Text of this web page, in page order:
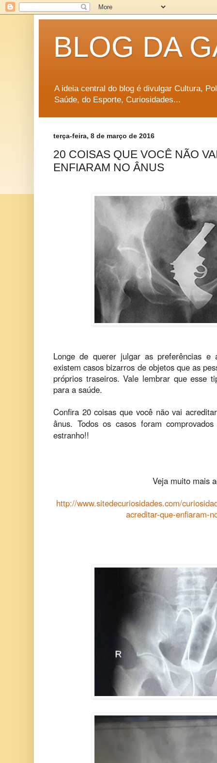
BLOG DA
A ideia central do blog é divulgar Cultura,
Saúde, do Esporte, Curiosidades...
terça-feira, 8 de março de 2016
20 COISAS QUE VOCÊ NÃO
ENFIARAM NO ÂNUS
Longe de querer julgar as preferências e
existem casos bizarros de objetos que as
próprios traseiros. Vale lembrar que esse
para a saúde.
Confira 20 coisas que você não vai
ânus. Todos os casos foram
estranho!!
Veja muito mais
http://www.sitedecuriosidades.com/
acreditar-que-enfiaram-